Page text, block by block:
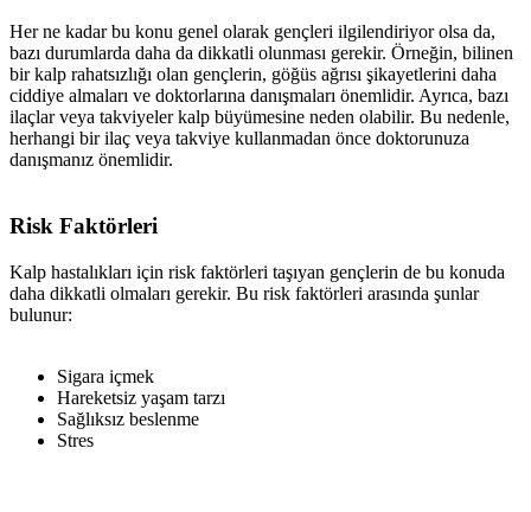
Her ne kadar bu konu genel olarak gençleri ilgilendiriyor olsa da,
bazı durumlarda daha da dikkatli olunması gerekir. Örneğin, bilinen
bir kalp rahatsızlığı olan gençlerin, göğüs ağrısı şikayetlerini daha
ciddiye almaları ve doktorlarına danışmaları önemlidir. Ayrıca, bazı
ilaçlar veya takviyeler kalp büyümesine neden olabilir. Bu nedenle,
herhangi bir ilaç veya takviye kullanmadan önce doktorunuza
danışmanız önemlidir.
Risk Faktörleri
Kalp hastalıkları için risk faktörleri taşıyan gençlerin de bu konuda
daha dikkatli olmaları gerekir. Bu risk faktörleri arasında şunlar
bulunur:
Sigara içmek
Hareketsiz yaşam tarzı
Sağlıksız beslenme
Stres